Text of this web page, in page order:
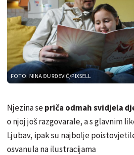
FOTO: NINA ĐURĐEVIĆ/PIXSELL
Njezina sepriča odmah svidjela
o njoj još razgovarale, a s glavnim
Ljubav, ipak su najbolje
osvanula na ilustracijama